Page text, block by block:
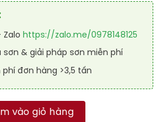
Zalo https://zalo.me/0978148125
sơn & giải pháp sơn miễn phí
phí đơn hàng >3,5 tấn
RAL SPORT 2IN1 5005 số lượng
vào giỏ hàng